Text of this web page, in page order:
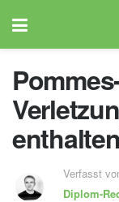
Verfasst
Diplom-